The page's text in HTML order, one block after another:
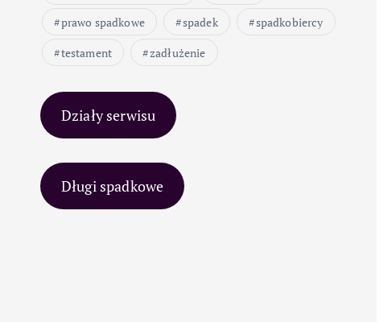
prawo spadkowe
spadek
spadkobiercy
testament
zadłużenie
Działy serwisu
Długi spadkowe